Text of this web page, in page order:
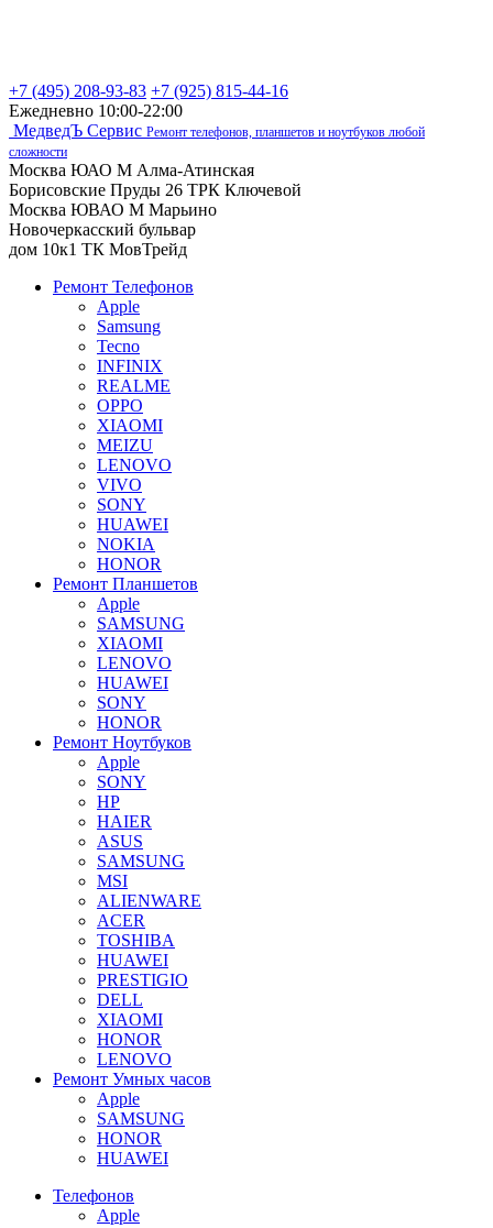
+7 (495) 208-93-83 +7 (925) 815-44-16
Ежедневно 10:00-22:00
МедведЪ Сервис Ремонт телефонов, планшетов и ноутбуков любой
сложности
Москва ЮАО М Алма-Атинская
Борисовские Пруды 26 ТРК Ключевой
Москва ЮВАО М Марьино
Новочеркасский бульвар
дом 10к1 ТК МовТрейд
Ремонт Телефонов
Apple
Samsung
Tecno
INFINIX
REALME
OPPO
XIAOMI
MEIZU
LENOVO
VIVO
SONY
HUAWEI
NOKIA
HONOR
Ремонт Планшетов
Apple
SAMSUNG
XIAOMI
LENOVO
HUAWEI
SONY
HONOR
Ремонт Ноутбуков
Apple
SONY
HP
HAIER
ASUS
SAMSUNG
MSI
ALIENWARE
ACER
TOSHIBA
HUAWEI
PRESTIGIO
DELL
XIAOMI
HONOR
LENOVO
Ремонт Умных часов
Apple
SAMSUNG
HONOR
HUAWEI
Телефонов
Apple